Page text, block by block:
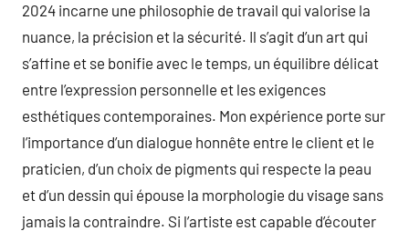
2024 incarne une philosophie de travail qui valorise la
nuance, la précision et la sécurité. Il s’agit d’un art qui
s’affine et se bonifie avec le temps, un équilibre délicat
entre l’expression personnelle et les exigences
esthétiques contemporaines. Mon expérience porte sur
l’importance d’un dialogue honnête entre le client et le
praticien, d’un choix de pigments qui respecte la peau
et d’un dessin qui épouse la morphologie du visage sans
jamais la contraindre. Si l’artiste est capable d’écouter